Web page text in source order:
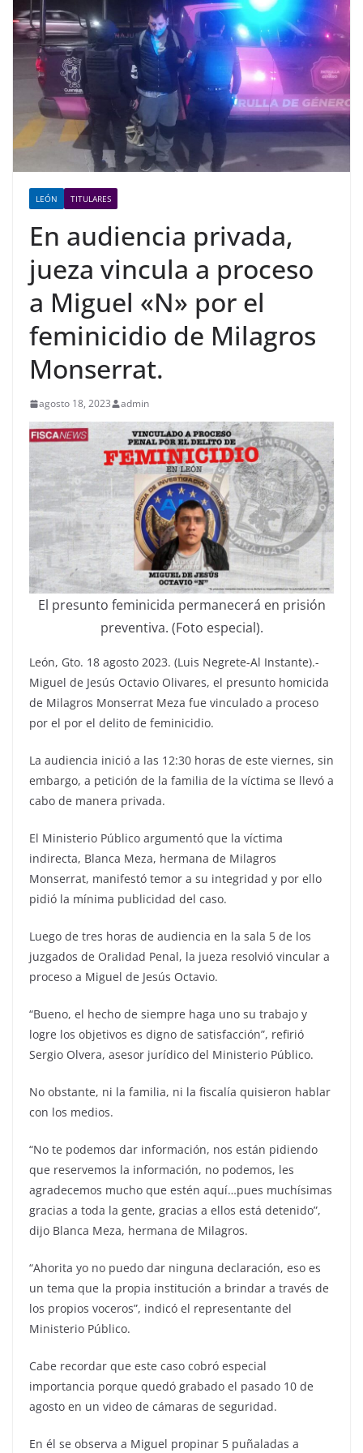
LEÓN TITULARES
En audiencia privada,
jueza vincula a proceso
a Miguel «N» por el
feminicidio de Milagros
Monserrat.
agosto 18, 2023 admin
El presunto feminicida permanecerá en prisión
preventiva. (Foto especial).
León, Gto. 18 agosto 2023. (Luis Negrete-Al Instante).-
Miguel de Jesús Octavio Olivares, el presunto homicida
de Milagros Monserrat Meza fue vinculado a proceso
por el por el delito de feminicidio.
La audiencia inició a las 12:30 horas de este viernes, sin
embargo, a petición de la familia de la víctima se llevó a
cabo de manera privada.
El Ministerio Público argumentó que la víctima
indirecta, Blanca Meza, hermana de Milagros
Monserrat, manifestó temor a su integridad y por ello
pidió la mínima publicidad del caso.
Luego de tres horas de audiencia en la sala 5 de los
juzgados de Oralidad Penal, la jueza resolvió vincular a
proceso a Miguel de Jesús Octavio.
“Bueno, el hecho de siempre haga uno su trabajo y
logre los objetivos es digno de satisfacción”, refirió
Sergio Olvera, asesor jurídico del Ministerio Público.
No obstante, ni la familia, ni la fiscalía quisieron hablar
con los medios.
“No te podemos dar información, nos están pidiendo
que reservemos la información, no podemos, les
agradecemos mucho que estén aquí…pues muchísimas
gracias a toda la gente, gracias a ellos está detenido”,
dijo Blanca Meza, hermana de Milagros.
“Ahorita yo no puedo dar ninguna declaración, eso es
un tema que la propia institución a brindar a través de
los propios voceros”, indicó el representante del
Ministerio Público.
Cabe recordar que este caso cobró especial
importancia porque quedó grabado el pasado 10 de
agosto en un video de cámaras de seguridad.
En él se observa a Miguel propinar 5 puñaladas a